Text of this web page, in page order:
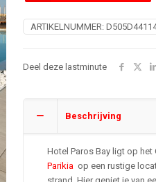
ARTIKELNUMMER:
Deel deze lastminute
Beschrijving
Hotel Paros Bay ligt op het
Parikia op een rustige